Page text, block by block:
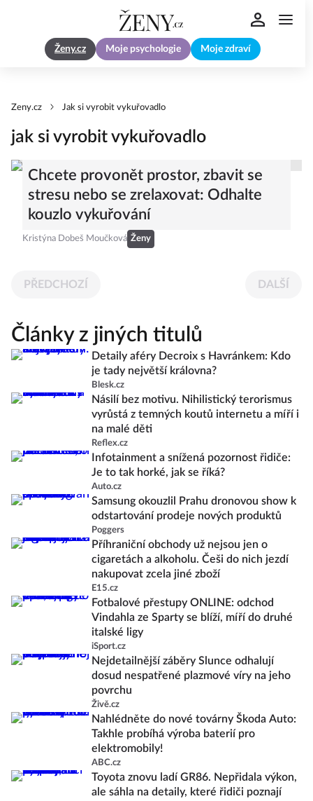
Ženy.cz Moje psychologie Moje zdraví
Zeny.cz Jak si vyrobit vykuřovadlo
jak si vyrobit vykuřovadlo
Chcete provonět prostor, zbavit se
stresu nebo se zrelaxovat: Odhalte
kouzlo vykuřování
Kristýna Dobeš Moučková Ženy
PŘEDCHOZÍ DALŠÍ
Články z jiných titulů
Detaily aféry Decroix s Havránkem: Kdo
je tady největší královna?
Blesk.cz
Násilí bez motivu. Nihilistický terorismus
vyrůstá z temných koutů internetu a míří i
na malé děti
Reflex.cz
Infotainment a snížená pozornost řidiče:
Je to tak horké, jak se říká?
Auto.cz
Samsung okouzlil Prahu dronovou show k
odstartování prodeje nových produktů
Poggers
Příhraniční obchody už nejsou jen o
cigaretách a alkoholu. Češi do nich jezdí
nakupovat zcela jiné zboží
E15.cz
Fotbalové přestupy ONLINE: odchod
Vindahla ze Sparty se blíží, míří do druhé
italské ligy
iSport.cz
Nejdetailnější záběry Slunce odhalují
dosud nespatřené plazmové víry na jeho
povrchu
Živě.cz
Nahlédněte do nové továrny Škoda Auto:
Takhle probíhá výroba baterií pro
elektromobily!
ABC.cz
Toyota znovu ladí GR86. Nepřidala výkon,
ale sáhla na detaily, které řidiči poznají